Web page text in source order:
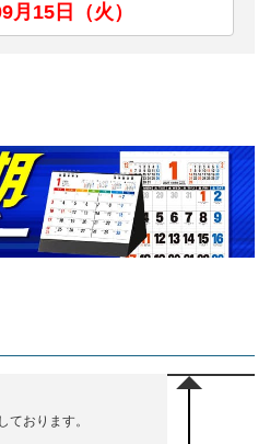
月15日（火）
ております。